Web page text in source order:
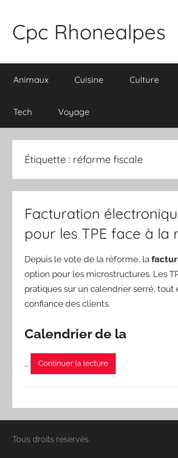
contenu
Cpc Rhonealpes
Animaux Cuisine Culture
Tech Voyage
Étiquette : réforme fiscale
Facturation
pour les TPE face à la
Depuis le vote de la réforme, la
option pour les microstructures. Les
pratiques sur un calendrier serré,
confiance des clients.
Calendrier de la
… Continuer la lecture
Tous droits reservés.